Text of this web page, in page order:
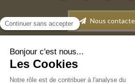
Nous
Conditions générales